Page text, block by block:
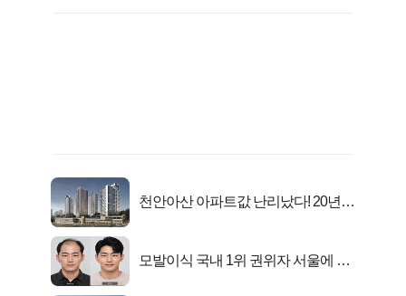
천안아산 아파트값 난리났다! 20년
모발이식 국내 1위 권위자 서울에 있